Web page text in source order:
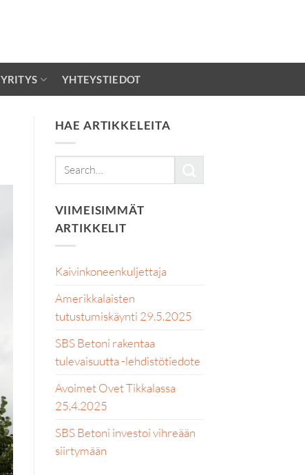
YRITYS YHTEYSTIEDOT
HAE ARTIKKELEITA
VIIMEISIMMÄT
ARTIKKELIT
Kaivinkoneenkuljettaja
Amerikkalaisten
tutustumiskäynti 29.5.2025
SBS Betoni rakentaa
tulevaisuutta -lehdistötiedote
Avoimet Ovet Tikkalassa
25.4.2025
SBS Betoni investoi vihreään
siirtymään